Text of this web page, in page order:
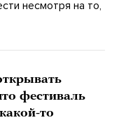
несмотря на то,
фестиваль
то